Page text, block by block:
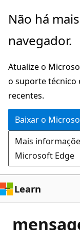
Pular
o
principal
Não há
navegador.
Atualize o
o suporte técnico
recentes.
Baixar o
Mais
Microsoft Edge
Learn